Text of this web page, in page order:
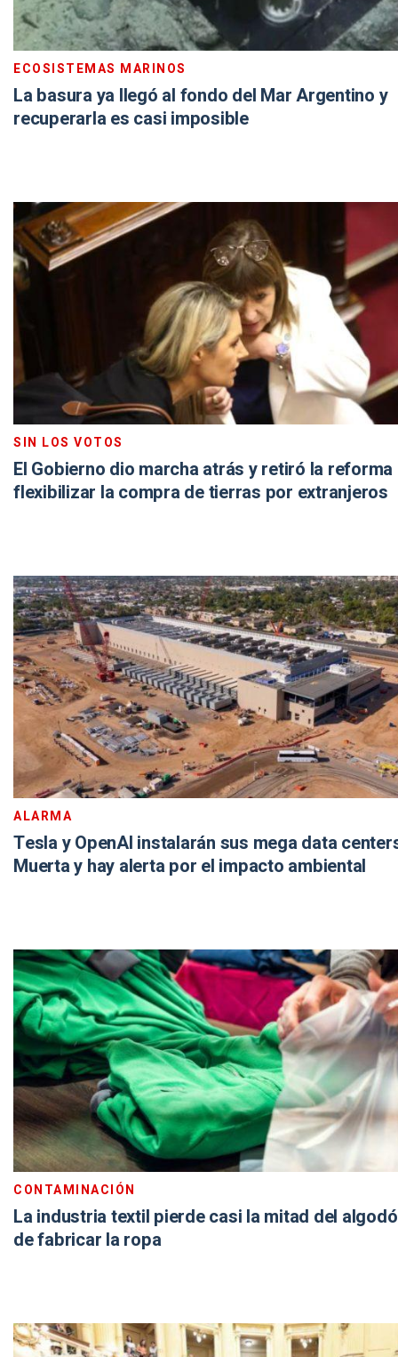
ECOSISTEMAS MARINOS
La basura ya llegó al fondo del Mar Argentino y
recuperarla es casi imposible
SIN LOS VOTOS
El Gobierno dio marcha atrás y retiró la reforma
flexibilizar la compra de tierras por extranjeros
ALARMA
Tesla y OpenAI instalarán sus mega data
Muerta y hay alerta por el impacto ambiental
CONTAMINACIÓN
La industria textil pierde casi la mitad del
de fabricar la ropa